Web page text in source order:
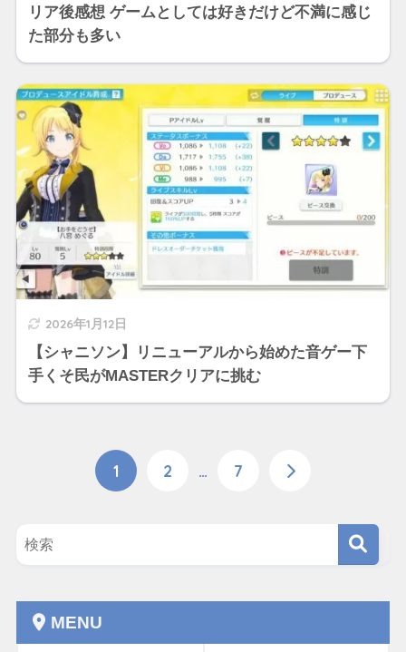
リア後感想 ゲームとしては好きだけど不満に感じ
た部分も多い
2026年1月12日
【シャニソン】リニューアルから始めた音ゲー下
手くそ民がMASTERクリアに挑む
1 2 … 7
MENU